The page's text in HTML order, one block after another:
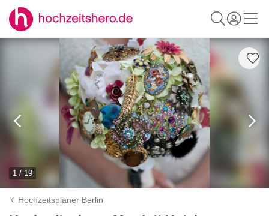
1 / 19
Hochzeitsplaner Berlin